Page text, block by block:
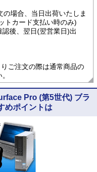
場合、当日出荷いたしま
トカード支払い時のみ)
後、翌日(翌営業日)出
ご注文の際は通常商品の
Pro (第5世代) ブラ
めポイントは